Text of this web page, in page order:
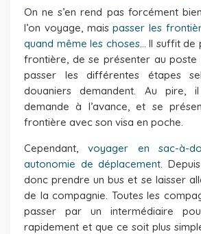
On ne s’en rend pas forcément
l’on voyage, maispasser les
quand même les choses… Il suffit de
frontière, de se présenter au
passer les différentes étapes
douaniers demandent. Au pire,
demande à l’avance, et se
frontière avec son visa en poche.
Cependant, voyager en sac-à-
autonomie de déplacement.
donc prendre un bus et se laisser
de la compagnie. Toutes les
passer par un intermédiaire
rapidement et que ce soit plus